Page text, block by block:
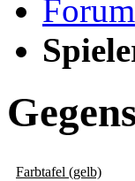
Forum
Farbtafel (gelb)